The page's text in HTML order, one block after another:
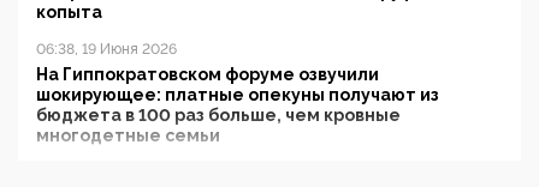
копыта
06:38, 19 Июня 2026
На Гиппократовском форуме озвучили
шокирующее: платные опекуны получают из
бюджета в 100 раз больше, чем кровные
многодетные семьи